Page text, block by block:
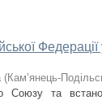
(Кам’янець-
Союзу та